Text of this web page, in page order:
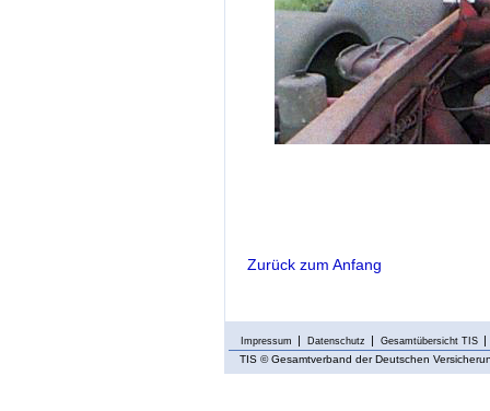
Zurück zum Anfang
Impressum Datenschutz Gesamtübersicht TIS
TIS © Gesamtverband der Deutschen